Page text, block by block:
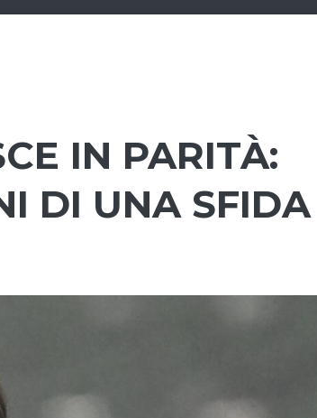
IN PARITÀ:
DI UNA SFIDA